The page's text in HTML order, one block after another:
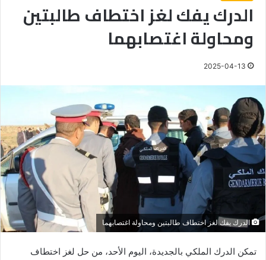
الدرك يفك لغز اختطاف طالبتين
ومحاولة اغتصابهما
2025-04-13
الدرك يفك لغز اختطاف طالبتين ومحاولة اغتصابهما
تمكن الدرك الملكي بالجديدة، اليوم الأحد، من حل لغز اختطاف